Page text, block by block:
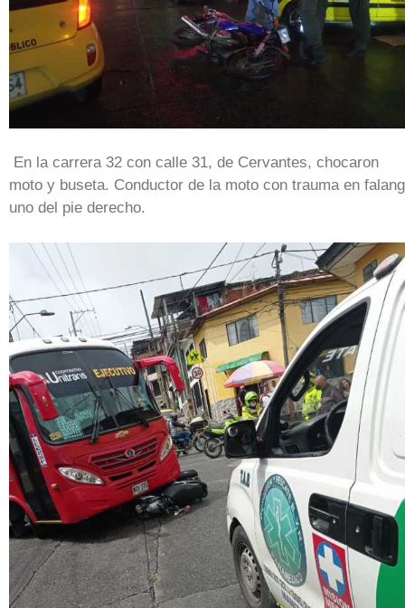
En la carrera 32 con calle 31, de Cervantes, chocaron
moto y buseta. Conductor de la moto con trauma en
uno del pie derecho.